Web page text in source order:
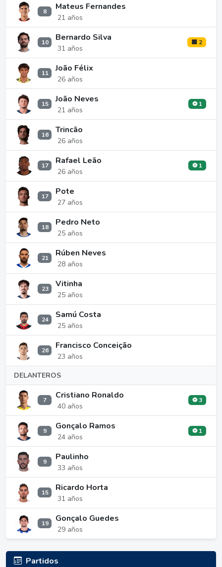
8 Mateus Fernandes
21 años
10 Bernardo Silva
31 años
🟨 2
11 João Félix
26 años
15 João Neves
21 años
⚽ 1
16 Trincão
26 años
17 Rafael Leão
26 años
⚽ 1
17 Pote
27 años
18 Pedro Neto
25 años
21 Rúben Neves
28 años
23 Vitinha
25 años
24 Samú Costa
25 años
26 Francisco Conceição
23 años
DELANTEROS
7 Cristiano Ronaldo
40 años
⚽ 3
9 Gonçalo Ramos
24 años
⚽ 1
9 Paulinho
33 años
15 Ricardo Horta
31 años
19 Gonçalo Guedes
29 años
Partidos